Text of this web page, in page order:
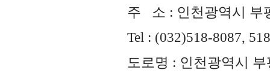
주 소 : 인천광역시 부
Tel : (032)518-8087,
도로명 : 인천광역시